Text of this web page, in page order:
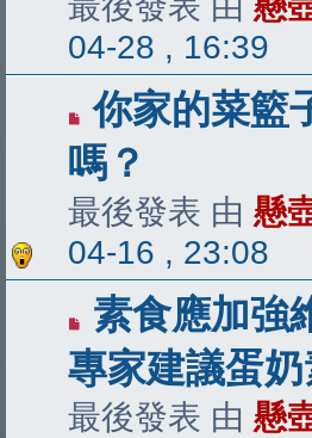
04-28 , 16:39
你家的菜籃
嗎？
最後發表 由 懸
04-16 , 23:08
素食應加強
專家建議蛋
最後發表 由 懸